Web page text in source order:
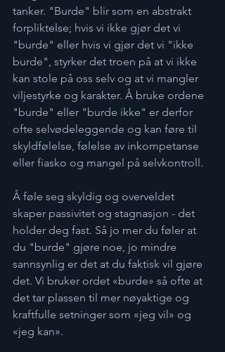
tanker. "Burde" blir som en abstrakt
forpliktelse; hvis vi ikke gjør det vi
"burde" eller hvis vi gjør det vi "ikke
burde", styrker det troen på at vi ikke
kan stole på oss selv og at vi mangler
viljestyrke og karakter. Å bruke ordene
"burde" eller "burde ikke" er derfor
ofte selvødeleggende og kan føre til
skyldfølelse, følelse av inkompetanse
eller fiasko og mangel på selvkontroll.
Å føle seg skyldig og overveldet
skaper passivitet og stagnasjon - det
holder deg fast. Så jo mer du føler at
du "burde" gjøre noe, jo mindre
sannsynlig er det at du faktisk vil gjøre
det. Vi bruker ordet «burde» så ofte at
det tar plassen til mer nøyaktige og
kraftfulle setninger som «jeg vil» og
«jeg kan».